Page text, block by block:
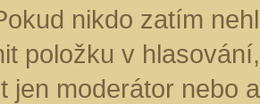
nikdo zatím
položku v
jen moderátor nebo